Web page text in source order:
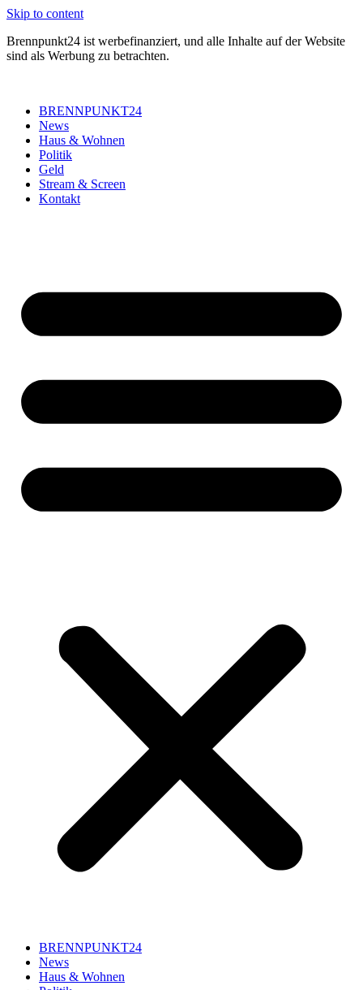
Skip to content
Brennpunkt24 ist werbefinanziert, und alle Inhalte auf der Website
sind als Werbung zu betrachten.
BRENNPUNKT24
News
Haus & Wohnen
Politik
Geld
Stream & Screen
Kontakt
BRENNPUNKT24
News
Haus & Wohnen